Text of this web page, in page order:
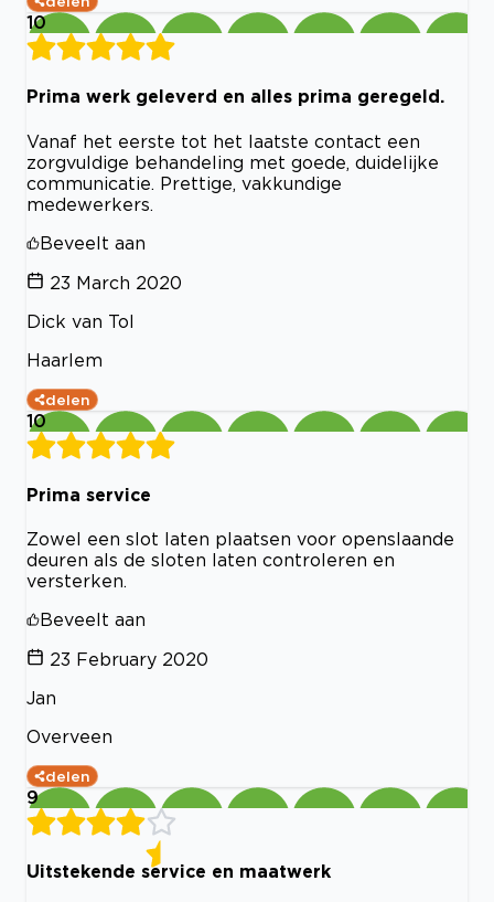
10
Prima werk geleverd en alles prima geregeld.
Vanaf het eerste tot het laatste contact een
zorgvuldige behandeling met goede, duidelijke
communicatie. Prettige, vakkundige
medewerkers.
Beveelt aan
23 March 2020
Dick van Tol
Haarlem
delen
10
Prima service
Zowel een slot laten plaatsen voor openslaande
deuren als de sloten laten controleren en
versterken.
Beveelt aan
23 February 2020
Jan
Overveen
delen
9
Uitstekende service en maatwerk